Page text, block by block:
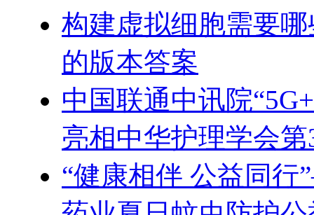
构建虚拟细胞需要
的版本答案
中国联通中讯院
亮相中华护理学会
“健康相伴 公益同